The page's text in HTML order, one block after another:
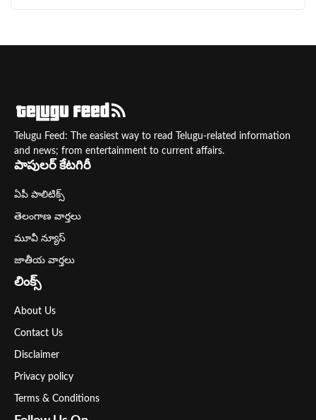
Telugu Feed: The easiest way to read Telugu-related information
and news; from entertainment to current affairs.
పాపులర్ కేటగిరీ
ఏపీ పాలిటిక్స్
తెలంగాణ వార్తలు
మూవీ న్యూస్
జాతీయ వార్తలు
లింక్స్
About Us
Contact Us
Disclaimer
Privacy policy
Terms & Conditions